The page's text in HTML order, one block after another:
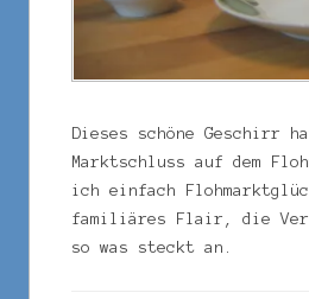
Dieses schöne Geschirr
Marktschluss auf dem
ich einfach
familiäres Flair, die
so was steckt an.